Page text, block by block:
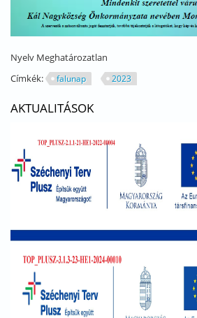
Nyelv Meghatározatlan
Címkék:
falunap 2023
AKTUALITÁSOK